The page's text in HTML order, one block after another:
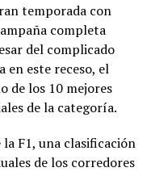
societaria de la
del Minella
situación
Minella Stadium
en la
temporada con
completa
del complicado
en este receso, el
de los 10 mejores
de la categoría.
F1, una clasificación
de los corredores